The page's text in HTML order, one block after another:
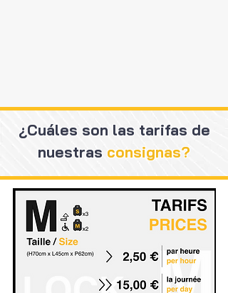
¿Cuáles son las tarifas de
nuestras consignas?